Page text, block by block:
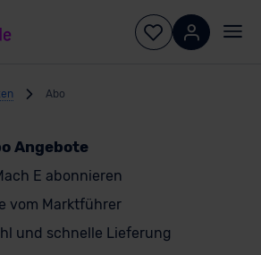
Abo
Angebote
E abonnieren
vom Marktführer
und schnelle Lieferung